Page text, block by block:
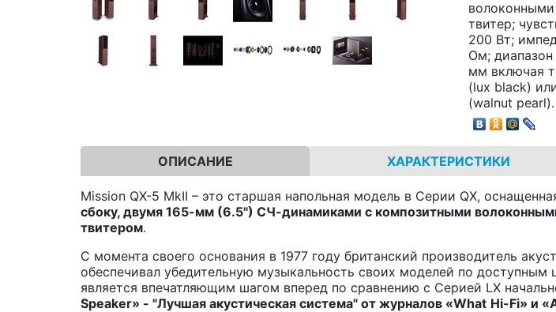
твитер;
200 Вт;
Ом;
мм включая
(lux black)
(walnut pearl).
ОПИСАНИЕ ХАРАКТЕРИСТИКИ
Mission QX-5 MkII – это старшая напольная модель в Серии QX,
сбоку, двумя 165-мм (6.5") СЧ-динамиками с композитными
твитером.
С момента своего основания в 1977 году британский производитель
обеспечивал убедительную музыкальность своих моделей по
является впечатляющим шагом вперед по сравнению с Серией LX
Speaker» - "Лучшая акустическая система" от журналов «What Hi-Fi» и «